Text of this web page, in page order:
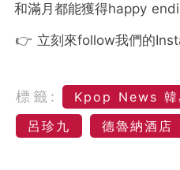
和滿月都能獲得happy
👉 立刻來follow我們的
標籤: Kpop News 韓
呂珍九
德魯納酒店